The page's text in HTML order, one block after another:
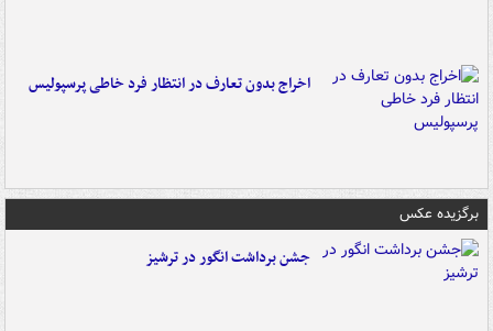
اخراج بدون تعارف در انتظار فرد خاطی پرسپولیس
برگزیده عکس
جشن برداشت انگور در ترشیز